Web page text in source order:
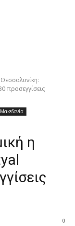
Θεσσαλονίκη:
προσεγγίσεις
η
0